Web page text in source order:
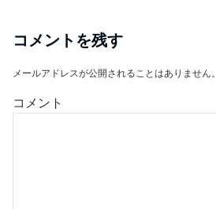
コメントを残す
メールアドレスが公開されることはありません。
コメント